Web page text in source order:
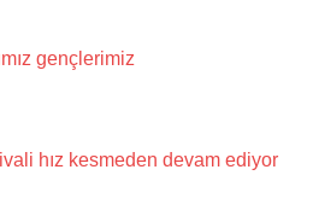
gençlerimiz
hız kesmeden devam ediyor